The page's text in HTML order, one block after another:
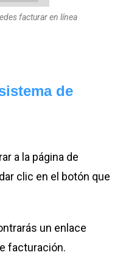
facturar en línea
de
a la página de
clic en el botón que
un enlace
facturación.